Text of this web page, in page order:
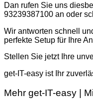
Dan rufen Sie uns
93239387100 an oder
Wir antworten schnell
perfekte Setup für Ihre
Stellen Sie jetzt Ihre
get-IT-easy ist Ihr
Mehr get-IT-easy |